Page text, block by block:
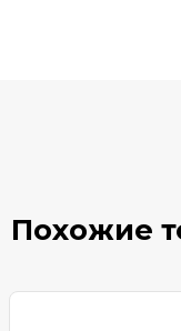
Похожие